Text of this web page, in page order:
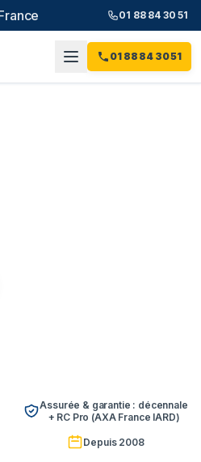
01 88 84 30 51
01 88 84 30 51
Assurée & garantie : décennale
+ RC Pro (AXA France IARD)
Depuis 2008